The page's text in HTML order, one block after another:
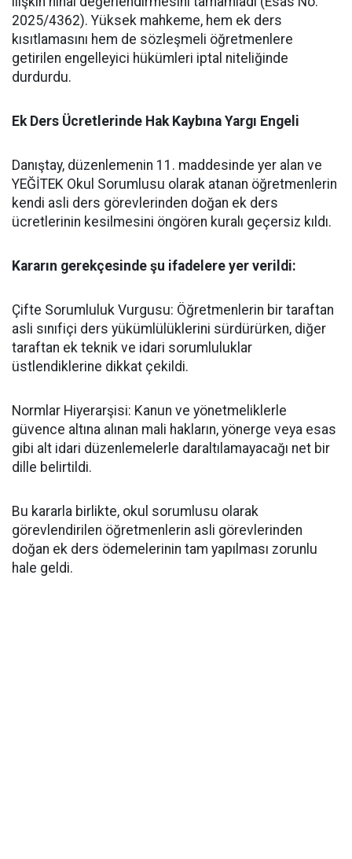
2025/4362). Yüksek mahkeme, hem ek ders
kısıtlamasını hem de sözleşmeli öğretmenlere
getirilen engelleyici hükümleri iptal niteliğinde
durdurdu.
​Ek Ders Ücretlerinde Hak Kaybına Yargı Engeli
​Danıştay, düzenlemenin 11. maddesinde yer alan ve
YEĞİTEK Okul Sorumlusu olarak atanan öğretmenlerin
kendi asli ders görevlerinden doğan ek ders
ücretlerinin kesilmesini öngören kuralı geçersiz kıldı.
​Kararın gerekçesinde şu ifadelere yer verildi:
​Çifte Sorumluluk Vurgusu: Öğretmenlerin bir taraftan
asli sınıfiçi ders yükümlülüklerini sürdürürken, diğer
taraftan ek teknik ve idari sorumluluklar
üstlendiklerine dikkat çekildi.
​Normlar Hiyerarşisi: Kanun ve yönetmeliklerle
güvence altına alınan mali hakların, yönerge veya esas
gibi alt idari düzenlemelerle daraltılamayacağı net bir
dille belirtildi.
​Bu kararla birlikte, okul sorumlusu olarak
görevlendirilen öğretmenlerin asli görevlerinden
doğan ek ders ödemelerinin tam yapılması zorunlu
hale geldi.